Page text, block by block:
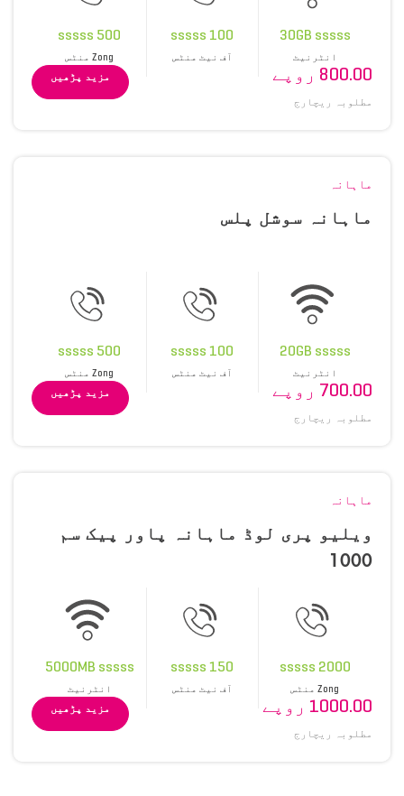
30GB sssss
انٹرنیٹ
100 sssss
آف نیٹ منٹس
500 sssss
Zong منٹس
800.00 روپے
مطلوبہ ریچارج
مزید پڑھیں
ماہانہ
ماہانہ سوشل پلس
20GB sssss
انٹرنیٹ
100 sssss
آف نیٹ منٹس
500 sssss
Zong منٹس
700.00 روپے
مطلوبہ ریچارج
مزید پڑھیں
ماہانہ
ویلیو پری لوڈ ماہانہ پاور پیک سم
1000
2000 sssss
Zong منٹس
150 sssss
آف نیٹ منٹس
5000MB sssss
انٹرنیٹ
1000.00 روپے
مطلوبہ ریچارج
مزید پڑھیں